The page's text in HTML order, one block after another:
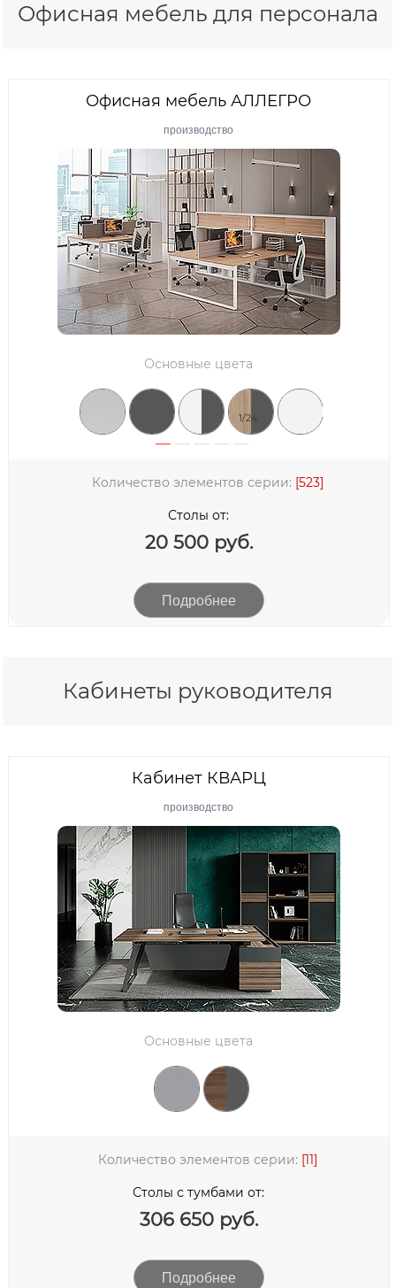
ALSAV
4SIS
МЕБЕЛЬСТИЛЬ
ПРОМЕТ
INVOLUX
SINETICA
MARTEX
NORDEN
АЛЬФА
МЕБЕЛИК
ПРОГРАММА ТЕХНО
STAR-MEBEL
ПКП «ЗАВОД ВТО»
EXPRO
PROFOFFICE
EXPRO GRADE
UNITEX
WOODVILLE
KOBOR
Офисная мебель для персонала
Офисная мебель АЛЛЕГРО
производство
Основные цвета
1/24
Количество элементов серии: [523]
Столы от:
20 500 руб.
Подробнее
Кабинеты руководителя
Кабинет КВАРЦ
производство
Основные цвета
Количество элементов серии: [11]
Столы с тумбами от:
306 650 руб.
Подробнее